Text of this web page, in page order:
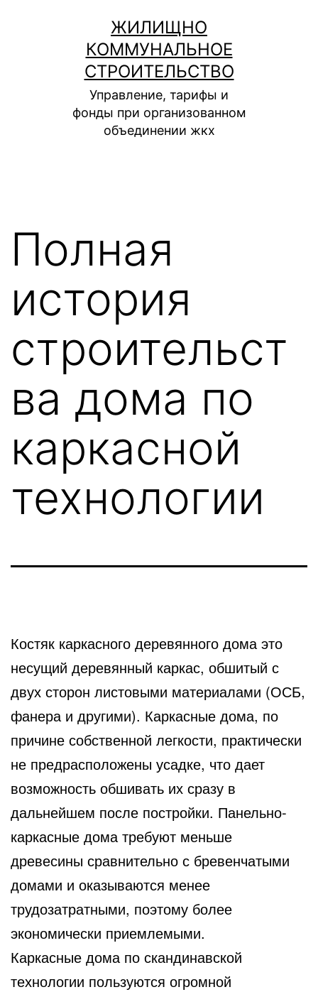
содержимому
ЖИЛИЩНО
КОММУНАЛЬНОЕ
СТРОИТЕЛЬСТВО
Управление, тарифы и
фонды при организованном
объединении жкх
Полная
история
строительст
ва дома по
каркасной
технологии
Костяк каркасного деревянного дома это
несущий деревянный каркас, обшитый с
двух сторон листовыми материалами (ОСБ,
фанера и другими). Каркасные дома, по
причине собственной легкости, практически
не предрасположены усадке, что дает
возможность обшивать их сразу в
дальнейшем после постройки. Панельно-
каркасные дома требуют меньше
древесины сравнительно с бревенчатыми
домами и оказываются менее
трудозатратными, поэтому более
экономически приемлемыми.
Каркасные дома по скандинавской
технологии пользуются огромной